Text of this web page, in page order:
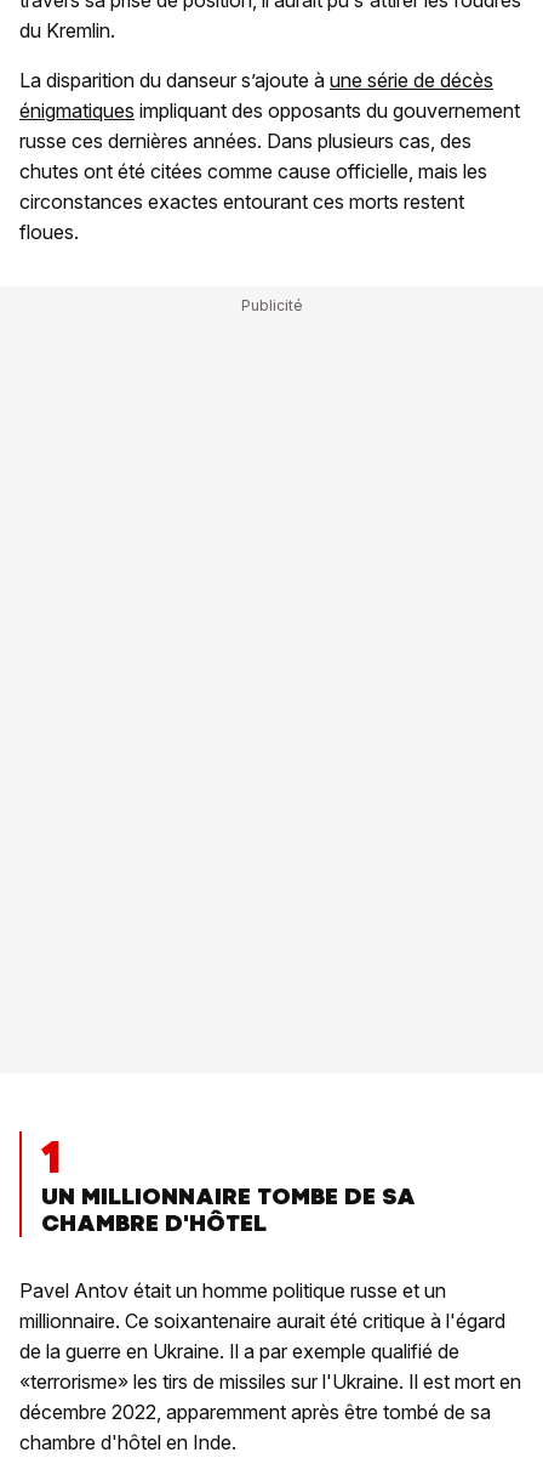
du Kremlin.
La disparition du danseur s’ajoute à une série de décès
énigmatiques impliquant des opposants du gouvernement
russe ces dernières années. Dans plusieurs cas, des
chutes ont été citées comme cause officielle, mais les
circonstances exactes entourant ces morts restent
floues.
1
UN MILLIONNAIRE TOMBE DE SA
CHAMBRE D'HÔTEL
Pavel Antov était un homme politique russe et un
millionnaire. Ce soixantenaire aurait été critique à l'égard
de la guerre en Ukraine. Il a par exemple qualifié de
«terrorisme» les tirs de missiles sur l'Ukraine. Il est mort en
décembre 2022, apparemment après être tombé de sa
chambre d'hôtel en Inde.